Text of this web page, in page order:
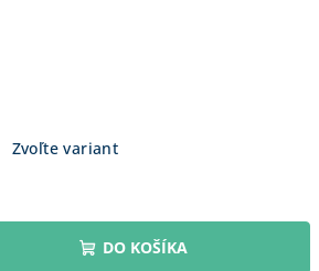
Zvoľte variant
DO KOŠÍKA